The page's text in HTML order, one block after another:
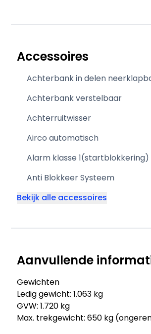
Accessoires
Achterbank in delen
Achterbank verstelbaar
Achterruitwisser
Airco automatisch
Alarm klasse 1(startblokkering)
Anti Blokkeer Systeem
Bekijk alle accessoires
Aanvullende
Gewichten
Ledig gewicht: 1.063 kg
GVW: 1.720 kg
Max. trekgewicht: 650 kg